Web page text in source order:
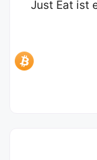
Just Eat ist